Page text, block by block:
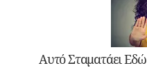
Αυτό Σταματάει Εδώ